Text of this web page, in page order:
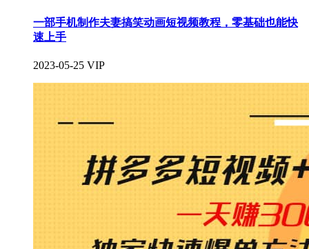
一部手机制作夫妻搞笑动画短视频教程，零基础也能快
速上手
2023-05-25 VIP